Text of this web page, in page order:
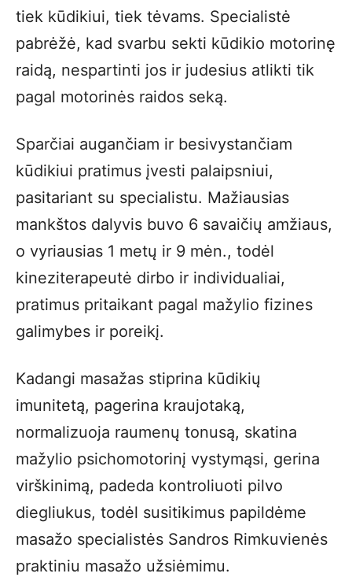
tiek kūdikiui, tiek tėvams. Specialistė
pabrėžė, kad svarbu sekti kūdikio motorinę
raidą, nespartinti jos ir judesius atlikti tik
pagal motorinės raidos seką.
Sparčiai augančiam ir besivystančiam
kūdikiui pratimus įvesti palaipsniui,
pasitariant su specialistu. Mažiausias
mankštos dalyvis buvo 6 savaičių amžiaus,
o vyriausias 1 metų ir 9 mėn., todėl
kineziterapeutė dirbo ir individualiai,
pratimus pritaikant pagal mažylio fizines
galimybes ir poreikį.
Kadangi masažas stiprina kūdikių
imunitetą, pagerina kraujotaką,
normalizuoja raumenų tonusą, skatina
mažylio psichomotorinį vystymąsi, gerina
virškinimą, padeda kontroliuoti pilvo
diegliukus, todėl susitikimus papildėme
masažo specialistės Sandros Rimkuvienės
praktiniu masažo užsiėmimu.